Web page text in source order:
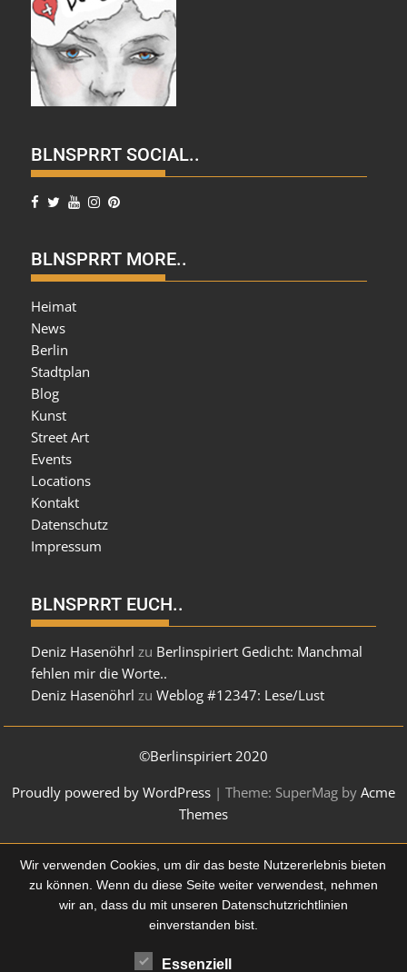
BLNSPRRT SOCIAL..
BLNSPRRT MORE..
Heimat
News
Berlin
Stadtplan
Blog
Kunst
Street Art
Events
Locations
Kontakt
Datenschutz
Impressum
BLNSPRRT EUCH..
Deniz Hasenöhrl zu Berlinspiriert Gedicht: Manchmal
fehlen mir die Worte..
Deniz Hasenöhrl zuWeblog #12347: Lese/Lust
©Berlinspiriert 2020
Proudly powered by WordPress | Theme: SuperMag by Acme
Themes
Wir verwenden Cookies, um dir das beste Nutzererlebnis bieten
zu können. Wenn du diese Seite weiter verwendest, nehmen
wir an, dass du mit unseren Datenschutzrichtlinien
einverstanden bist.
Essenziell